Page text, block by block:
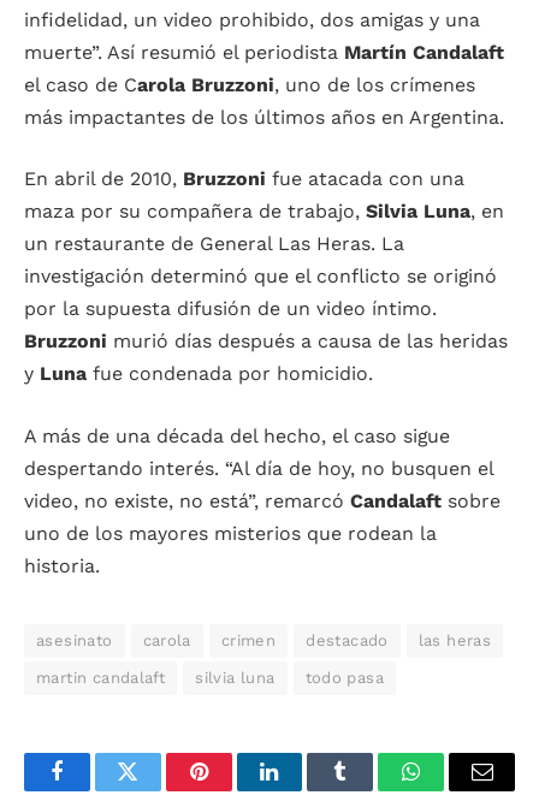
infidelidad, un video prohibido, dos amigas y una
muerte”. Así resumió el periodista Martín Candalaft
el caso de Carola Bruzzoni, uno de los crímenes
más impactantes de los últimos años en Argentina.
En abril de 2010, Bruzzoni fue atacada con una
maza por su compañera de trabajo, Silvia Luna, en
un restaurante de General Las Heras. La
investigación determinó que el conflicto se originó
por la supuesta difusión de un video íntimo.
Bruzzoni murió días después a causa de las heridas
y Luna fue condenada por homicidio.
A más de una década del hecho, el caso sigue
despertando interés. “Al día de hoy, no busquen el
video, no existe, no está”, remarcó Candalaft sobre
uno de los mayores misterios que rodean la
historia.
asesinato carola crimen destacado las heras
martin candalaft silvia luna todo pasa
FacebookTwitter PinterestLinkedInTumblr WhatsAppEmail